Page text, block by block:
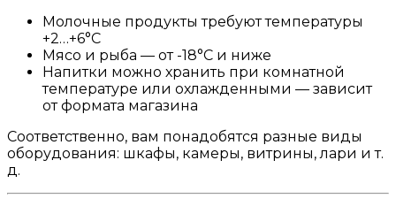
Молочные продукты требуют температуры
+2…+6°C
Мясо и рыба — от -18°C и ниже
Напитки можно хранить при комнатной
температуре или охлажденными — зависит
от формата магазина
Соответственно, вам понадобятся разные виды
оборудования: шкафы, камеры, витрины, лари и т.
д.